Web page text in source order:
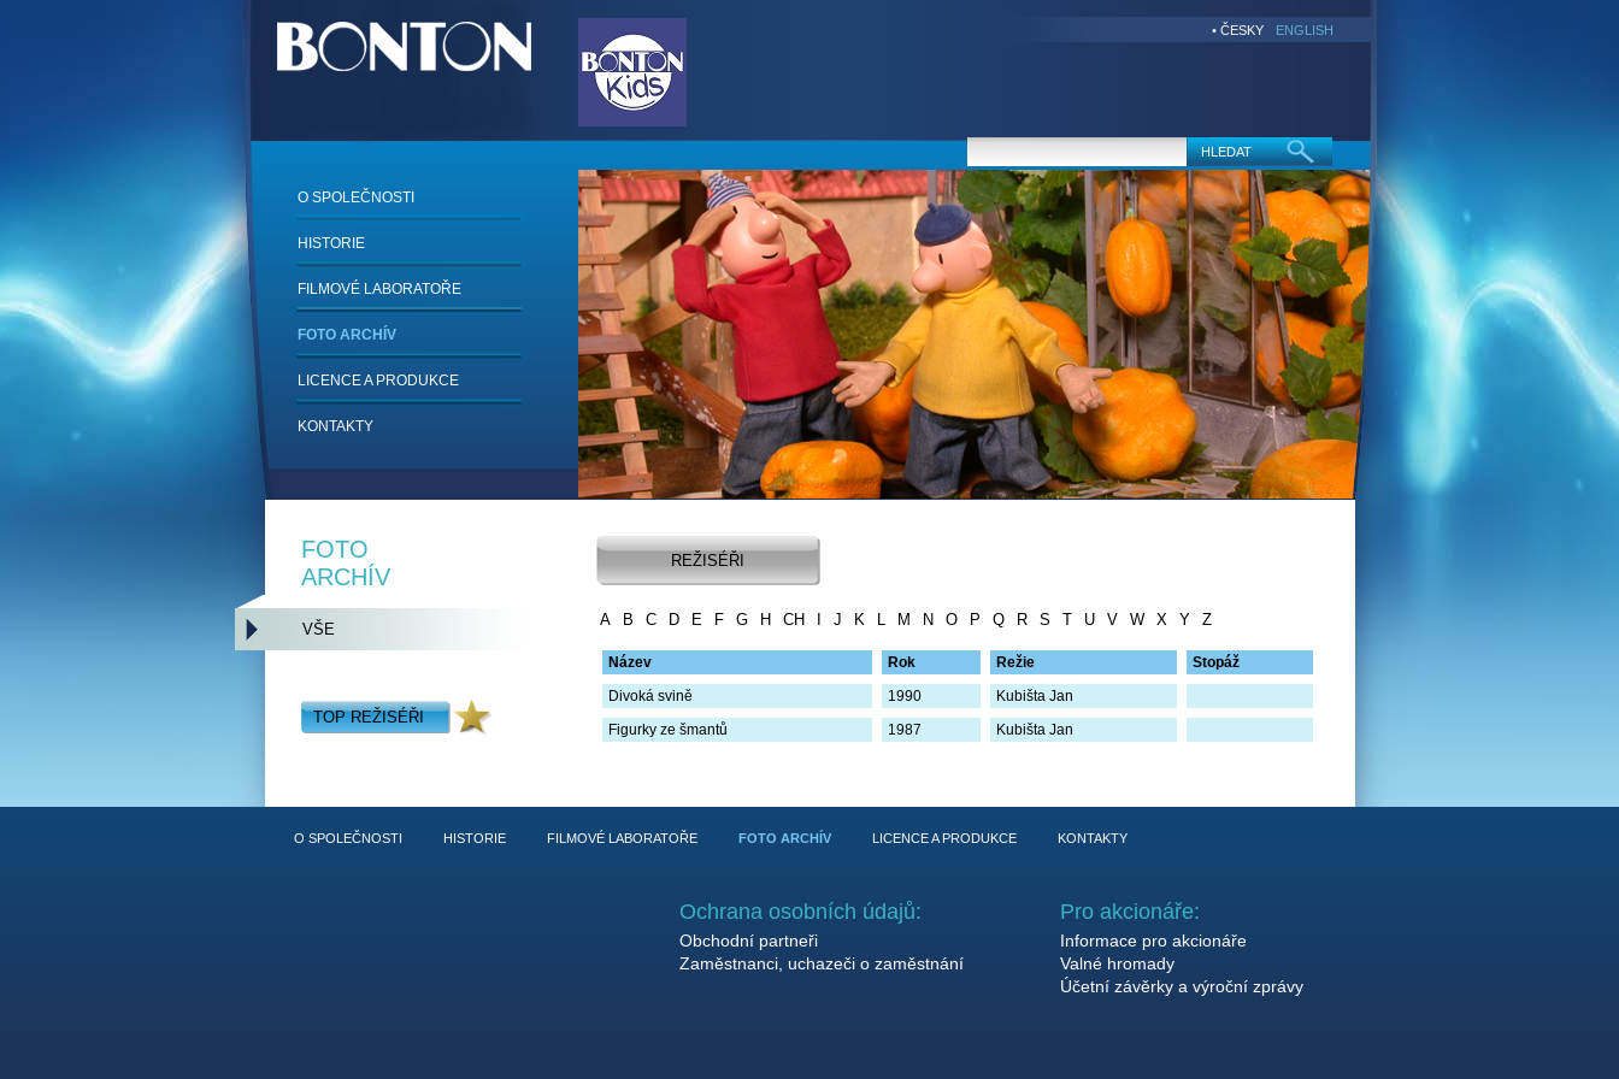
ENGLISH
• ČESKY
O SPOLEČNOSTI
HISTORIE
FILMOVÉ LABORATOŘE
FOTO ARCHÍV
LICENCE A PRODUKCE
KONTAKTY
REŽISÉŘI
A B C D E F G H CH J K L M N O P Q R S T U V W X Y Z
Název Rok Režie
Stopáž
Divoká svině
1990
Kubišta Jan
Figurky ze šmantů
1987 Kubišta Jan
FOTO
ARCHÍV
VŠE
TOP REŽISÉŘI
O SPOLEČNOSTI HISTORIE FILMOVÉ LABORATOŘE FOTO ARCHÍV LICENCE A PRODUKCE KONTAKTY
Pro akcionáře:
Informace pro akcionáře
Valné hromady
Účetní závěrky a výroční zprávy
Ochrana osobních údajů:
Obchodní partneři
Zaměstnanci, uchazeči o zaměstnání